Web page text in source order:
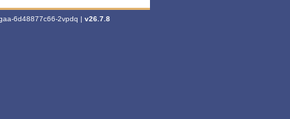
6d48877c66-2vpdq | v26.7.8